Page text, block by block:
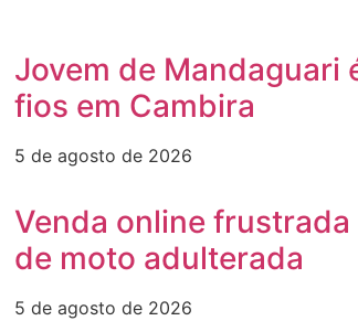
Jovem de Mandaguari
fios em Cambira
5 de agosto de 2026
Venda online
de moto adulterada
5 de agosto de 2026